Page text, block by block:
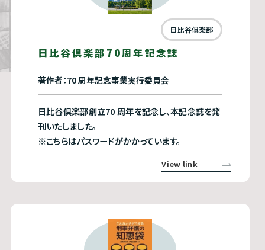
日比谷俱楽部
日比谷倶楽部70周年記念誌
著作者：70 周年記念事業実⾏委員会
日比谷倶楽部創立70 周年を記念し、本記念誌を発
刊いたしました。
※こちらはパスワードがかかっています。
View link